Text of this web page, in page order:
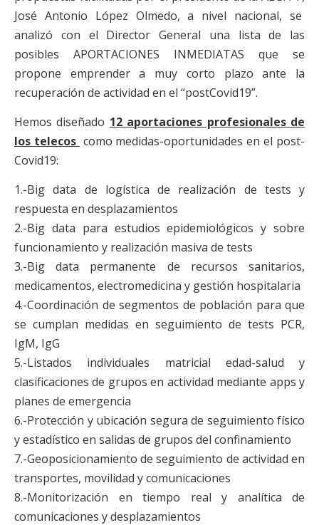
José Antonio López Olmedo, a nivel nacional, se
analizó con el Director General una lista de las
posibles APORTACIONES INMEDIATAS que se
propone emprender a muy corto plazo ante la
recuperación de actividad en el “postCovid19”.
Hemos diseñado 12 aportaciones profesionales de
los telecos como medidas-oportunidades en el post-
Covid19:
1.-Big data de logística de realización de tests y
respuesta en desplazamientos
2.-Big data para estudios epidemiológicos y sobre
funcionamiento y realización masiva de tests
3.-Big data permanente de recursos sanitarios,
medicamentos, electromedicina y gestión hospitalaria
4.-Coordinación de segmentos de población para que
se cumplan medidas en seguimiento de tests PCR,
IgM, IgG
5.-Listados individuales matricial edad-salud y
clasificaciones de grupos en actividad mediante apps y
planes de emergencia
6.-Protección y ubicación segura de seguimiento físico
y estadístico en salidas de grupos del confinamiento
7.-Geoposicionamiento de seguimiento de actividad en
transportes, movilidad y comunicaciones
8.-Monitorización en tiempo real y analítica de
comunicaciones y desplazamientos